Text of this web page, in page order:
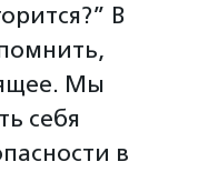
В
Мы
себя
в